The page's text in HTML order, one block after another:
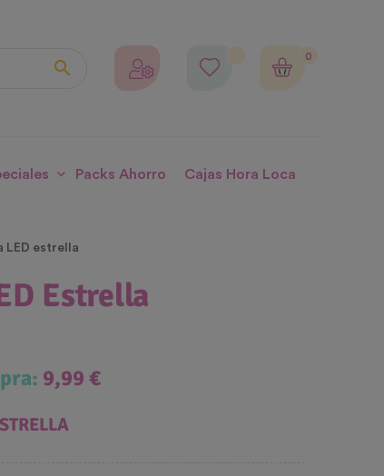

0
Packs Ahorro Cajas Hora Loca
LED estrella
Estrella
9,99 €